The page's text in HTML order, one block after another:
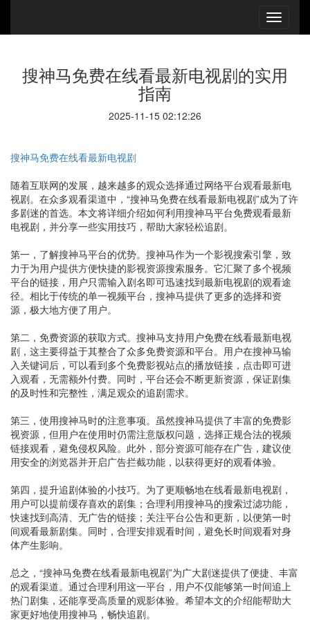
搜神马免费在线看最新电视剧的实用
指南
2025-11-15 02:12:26
搜神马免费在线看最新电视剧
随着互联网的发展，越来越多的观众选择通过网络平台观看最新电
视剧。在众多观看渠道中，“搜神马免费在线看最新电视剧”成为了许
多剧迷的首选。本文将详细介绍如何利用搜神马平台免费观看最新
电视剧，并分享一些实用技巧，帮助大家轻松追剧。
第一，了解搜神马平台的优势。搜神马作为一个影视搜索引擎，致
力于为用户提供方便快捷的影视资源搜索服务。它汇聚了多个视频
平台的链接，用户只需输入剧名即可迅速找到最新电视剧的观看途
径。相比于传统的单一视频平台，搜神马提供了更多的选择和资
源，极大地方便了用户。
第二，免费资源的获取方式。搜神马支持用户免费在线看最新电视
剧，这主要得益于其整合了众多免费资源和平台。用户在搜神马输
入关键词后，可以看到多个免费影视站点的播放链接，点击即可进
入观看，无需额外付费。同时，平台还会不断更新资源，保证剧集
的及时性和完整性，满足观众的追剧需求。
第三，使用搜神马时的注意事项。虽然搜神马提供了丰富的免费影
视资源，但用户在使用时仍需注意版权问题，选择正规合法的视频
链接观看，避免侵权风险。此外，部分资源可能存在广告，建议使
用安全的浏览器并开启广告拦截功能，以获得更好的观看体验。
第四，提升追剧体验的小技巧。为了更顺畅地在线看最新电视剧，
用户可以提前缓存喜欢的剧集；合理利用搜神马的搜索过滤功能，
快速找到高清、无广告的链接；关注平台公告和更新，以便第一时
间观看最新剧集。同时，合理安排观看时间，避免长时间观看对身
体产生影响。
总之，“搜神马免费在线看最新电视剧”为广大剧迷提供了便捷、丰富
的观看渠道。通过合理利用这一平台，用户不仅能够第一时间追上
热门剧集，还能享受高质量的观影体验。希望本文的介绍能帮助大
家更好地使用搜神马，畅快追剧。